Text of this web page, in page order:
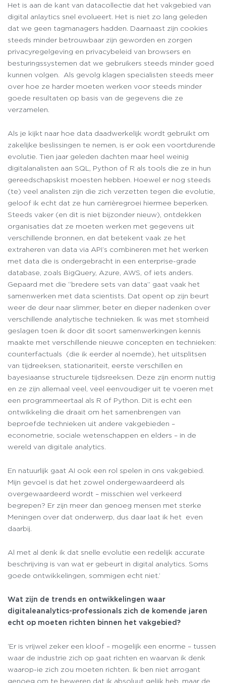
Het is aan de kant van datacollectie dat het vakgebied van
digital anlaytics snel evolueert. Het is niet zo lang geleden
dat we geen tagmanagers hadden. Daarnaast zijn cookies
steeds minder betrouwbaar zijn geworden en zorgen
privacyregelgeving en privacybeleid van browsers en
besturingssystemen dat we gebruikers steeds minder goed
kunnen volgen. Als gevolg klagen specialisten steeds meer
over hoe ze harder moeten werken voor steeds minder
goede resultaten op basis van de gegevens die ze
verzamelen.
Als je kijkt naar hoe data daadwerkelijk wordt gebruikt om
zakelijke beslissingen te nemen, is er ook een voortdurende
evolutie. Tien jaar geleden dachten maar heel weinig
digitalanalisten aan SQL, Python of R als tools die ze in hun
gereedschapskist moesten hebben. Hoewel er nog steeds
(te) veel analisten zijn die zich verzetten tegen die evolutie,
geloof ik echt dat ze hun carrièregroei hiermee beperken.
Steeds vaker (en dit is niet bijzonder nieuw), ontdekken
organisaties dat ze moeten werken met gegevens uit
verschillende bronnen, en dat betekent vaak ze het
extraheren van data via API’s combineren met het werken
met data die is ondergebracht in een enterprise-grade
database, zoals BigQuery, Azure, AWS, of iets anders.
Gepaard met die “bredere sets van data” gaat vaak het
samenwerken met data scientists. Dat opent op zijn beurt
weer de deur naar slimmer, beter en dieper nadenken over
verschillende analytische technieken. Ik was met stomheid
geslagen toen ik door dit soort samenwerkingen kennis
maakte met verschillende nieuwe concepten en technieken:
counterfactuals (die ik eerder al noemde), het uitsplitsen
van tijdreeksen, stationariteit, eerste verschillen en
bayesiaanse structurele tijdsreeksen. Deze zijn enorm nuttig
en ze zijn allemaal veel, veel eenvoudiger uit te voeren met
een programmeertaal als R of Python. Dit is echt een
ontwikkeling die draait om het samenbrengen van
beproefde technieken uit andere vakgebieden –
econometrie, sociale wetenschappen en elders – in de
wereld van digitale analytics.
En natuurlijk gaat AI ook een rol spelen in ons vakgebied.
Mijn gevoel is dat het zowel ondergewaardeerd als
overgewaardeerd wordt – misschien wel verkeerd
begrepen? Er zijn meer dan genoeg mensen met sterke
Meningen over dat onderwerp, dus daar laat ik het even
daarbij.
Al met al denk ik dat snelle evolutie een redelijk accurate
beschrijving is van wat er gebeurt in digital analytics. Soms
goede ontwikkelingen, sommigen echt niet.’
Wat zijn de trends en ontwikkelingen waar
digitaleanalytics-professionals zich de komende jaren
echt op moeten richten binnen het vakgebied?
‘Er is vrijwel zeker een kloof – mogelijk een enorme – tussen
waar de industrie zich op gaat richten en waarvan ik denk
waarop-ie zich zou moeten richten. Ik ben niet arrogant
genoeg om te beweren dat ik absoluut gelijk heb, maar de